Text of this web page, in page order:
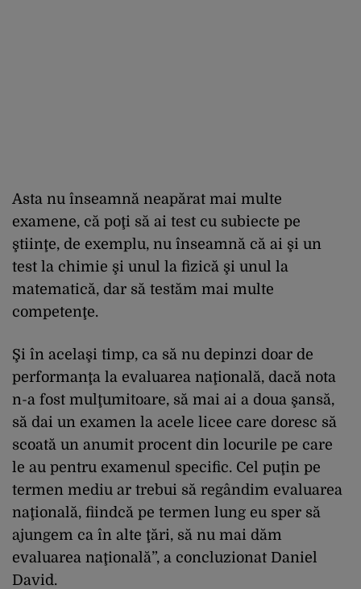
Asta nu înseamnă neapărat mai multe
examene, că poţi să ai test cu subiecte pe
ştiinţe, de exemplu, nu înseamnă că ai şi un
test la chimie şi unul la fizică şi unul la
matematică, dar să testăm mai multe
competenţe.
Şi în acelaşi timp, ca să nu depinzi doar de
performanţa la evaluarea naţională, dacă nota
n-a fost mulţumitoare, să mai ai a doua şansă,
să dai un examen la acele licee care doresc să
scoată un anumit procent din locurile pe care
le au pentru examenul specific. Cel puţin pe
termen mediu ar trebui să regândim evaluarea
naţională, fiindcă pe termen lung eu sper să
ajungem ca în alte ţări, să nu mai dăm
evaluarea naţională”, a concluzionat Daniel
David.